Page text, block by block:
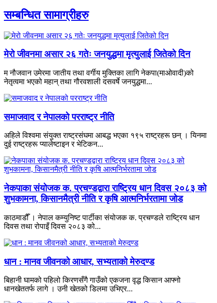
सम्बन्धित सामाग्रीहरु
मेरो जीवनमा असार २६ गतेः जनयुद्धमा मृत्युलाई जितेको दिन
म नौजवान उमेरमा जातीय तथा वर्गीय मुक्तिका लागि नेकपा(माओवादी)को
नेतृत्वमा भएको महान् तथा गौरवशाली दसवर्षे जनयुद्धमा...
समाजवाद र नेपालको परराष्ट्र नीति
अहिले विश्वमा संयुक्त राष्ट्रसंघमा आबद्ध भएका १९५ राष्ट्रहरू छन् । यिनमा
दुई राष्ट्रहरू प्यालेष्टाइन र भेटिकन...
नेकपाका संयोजक क. प्रचण्डद्वारा राष्ट्रिय धान दिवस २०८३ को
शुभकामना, किसानमैत्री नीति र कृषि आत्मनिर्भरतामा जोड
काठमाडौँ । नेपाल कम्युनिष्ट पार्टीका संयोजक क. प्रचण्डले राष्ट्रिय धान
दिवस तथा रोपाइँ दिवस २०८३ को...
धान : मानव जीवनको आधार, सभ्यताको मेरुदण्ड
बिहानी घामको पहिलो किरणसँगै गाउँको एकजना वृद्ध किसान आफ्नो
धानखेततर्फ लागे । उनी खेतको डिलमा उभिएर...